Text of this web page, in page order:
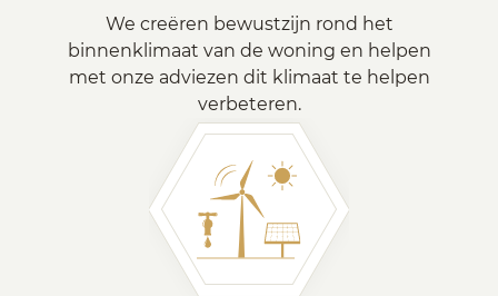
We creëren bewustzijn rond het
binnenklimaat van de woning en helpen
met onze adviezen dit klimaat te helpen
verbeteren.